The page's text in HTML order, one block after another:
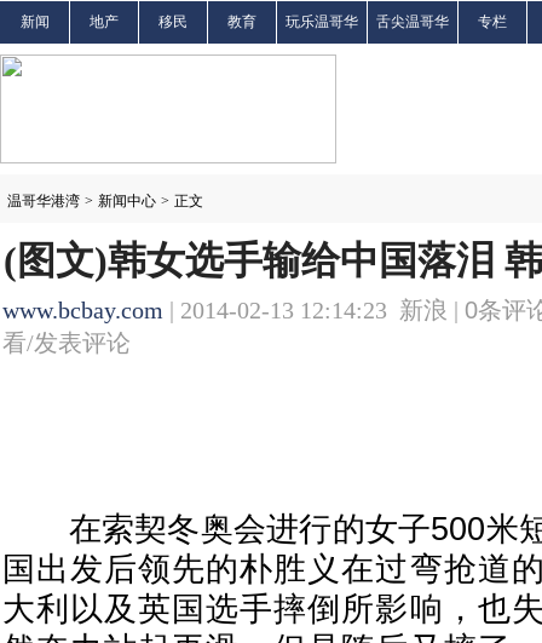
新闻 地产 移民 教育 玩乐温哥华 舌尖温哥华 专栏
温哥华港湾 > 新闻中心 > 正文
(图文)韩女选手输给中国落泪
www.bcbay.com | 2014-02-13 12:14:23 新浪 | 0条评
看/发表评论
在索契冬奥会进行的女子500米
国出发后领先的朴胜义在过弯抢道
大利以及英国选手摔倒所影响，也